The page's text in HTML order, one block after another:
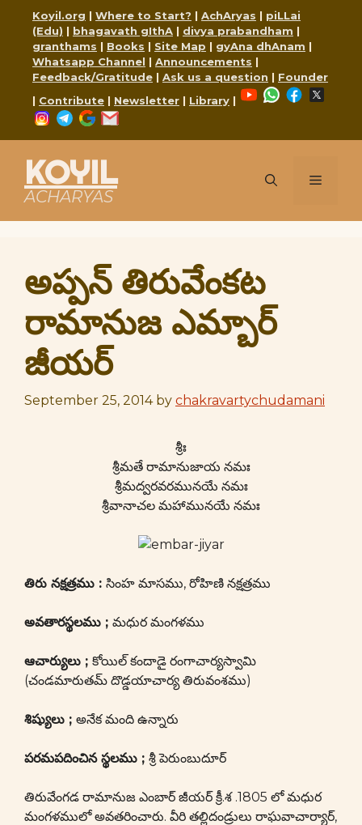
content
Koyil.org | Where to Start? | AchAryas | piLLai
(Edu) | bhagavath gIthA | divya prabandham |
granthams | Books | Site Map | gyAna dhAnam |
Whatsapp Channel | Announcements |
Feedback/Gratitude | Ask us a question | Founder
| Contribute | Newsletter | Library |
YouTubeWhatsApp
Facebook
Instagram
Telegram
Google
KOYIL
ACHARYAS
Menu
అప్పన్ తిరువేంకట
రామానుజ ఎమ్బార్
జీయర్
September 25, 2014 by chakravartychudamani
శ్రీః
శ్రీమతే రామానుజాయ నమః
శ్రీమద్వరవరమునయే నమః
శ్రీవానాచల మహామునయే నమః
తిరు నక్షత్రము : సింహ మాసము, రోహిణి నక్షత్రము
అవతారస్థలము ; మధుర మంగళము
ఆచార్యులు ; కోయిల్ కందాడై రంగాచార్యస్వామి
(చండమారుతమ్ దొడ్డయాచార్య తిరువంశము)
శిష్యులు ; అనేక మంది ఉన్నారు
పరమపదించిన స్థలము ; శ్రీ పెరుంబుదూర్
తిరువేంగడ రామానుజ ఎంబార్ జీయర్ క్రీ.శ .1805 లో మధుర
మంగళములో అవతరించారు. వీరి తల్లిదండ్రులు రాఘవాచార్యార్,